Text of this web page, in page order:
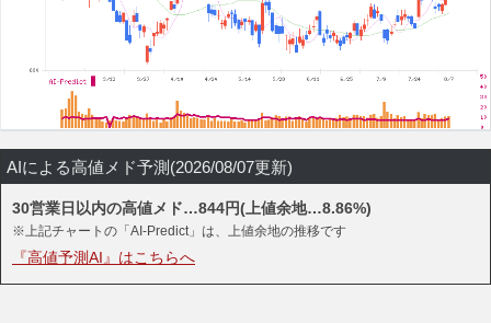
AIによる高値メド予測(2026/08/07更新)
30営業日以内の高値メド…844円(上値余地…8.86%)
※上記チャートの「AI-Predict」は、上値余地の推移です
『高値予測AI』はこちらへ